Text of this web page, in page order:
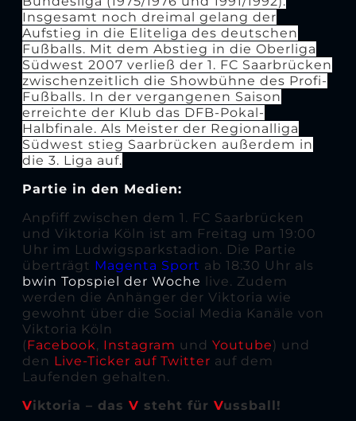
Insgesamt noch dreimal gelang der
Aufstieg in die Eliteliga des deutschen
Fußballs. Mit dem Abstieg in die Oberliga
Südwest 2007 verließ der 1. FC Saarbrücken
zwischenzeitlich die Showbühne des Profi-
Fußballs. In der vergangenen Saison
erreichte der Klub das DFB-Pokal-
Halbfinale. Als Meister der Regionalliga
Südwest stieg Saarbrücken außerdem in
die 3. Liga auf.
Partie in den Medien:
Anpfiff zwischen dem 1. FC Saarbrücken
und Viktoria Köln ist am Freitag um 19:00
Uhr im Ludwigsparkstadion. Die Partie
überträgt Magenta Sport ab 18:30 Uhr als
bwin Topspiel der Woche live. Zudem
werden die Anhänger der Viktoria wie
gewohnt über die Social Media Kanäle von
Viktoria Köln
(Facebook, Instagram und Youtube) und
den Live-Ticker auf Twitter auf dem
Laufenden gehalten.
Viktoria – das V steht für Vussball!